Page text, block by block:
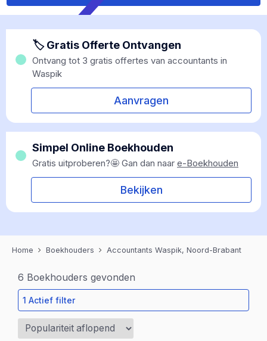
🏷 Gratis Offerte Ontvangen
Ontvang tot 3 gratis offertes van accountants in
Waspik
Aanvragen
Simpel Online Boekhouden
Gratis uitproberen?🤩 Gan dan naar e-Boekhouden
Bekijken
Home Boekhouders Accountants Waspik, Noord-Brabant
6 Boekhouders gevonden
1 Actief filter